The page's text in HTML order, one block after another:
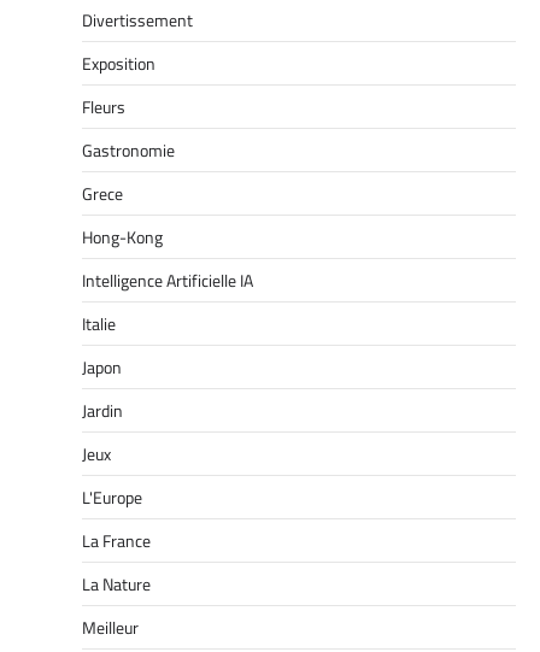
Divertissement
Exposition
Fleurs
Gastronomie
Grece
Hong-Kong
Intelligence Artificielle IA
Italie
Japon
Jardin
Jeux
L'Europe
La France
La Nature
Meilleur